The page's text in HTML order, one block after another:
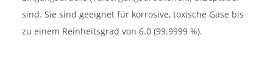
sind. Sie sind geeignet für korrosive, toxische Gase bis
zu einem Reinheitsgrad von 6.0 (99.9999 %).